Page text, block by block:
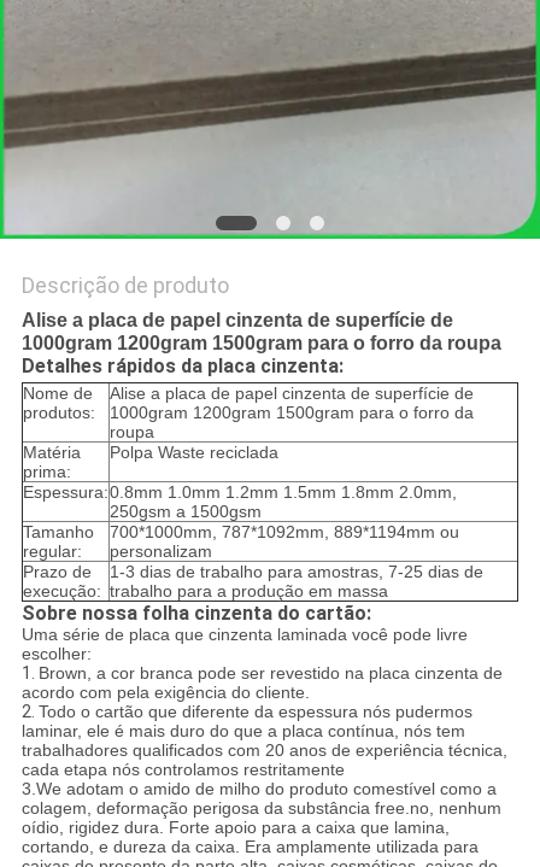
Descrição de produto
Alise a placa de papel cinzenta de superfície de
1000gram 1200gram 1500gram para o forro da roupa
Detalhes rápidos da placa cinzenta:
Nome de
produtos:
Alise a placa de papel cinzenta de superfície de
1000gram 1200gram 1500gram para o forro da
roupa
Matéria
prima:
Polpa Waste reciclada
Espessura:0.8mm 1.0mm 1.2mm 1.5mm 1.8mm 2.0mm,
250gsm a 1500gsm
Tamanho
regular:
700*1000mm, 787*1092mm, 889*1194mm ou
personalizam
Prazo de
execução:
1-3 dias de trabalho para amostras, 7-25 dias de
trabalho para a produção em massa
Sobre nossa folha cinzenta do cartão:
Uma série de placa que cinzenta laminada você pode livre
escolher:
1. Brown, a cor branca pode ser revestido na placa cinzenta de
acordo com pela exigência do cliente.
2. Todo o cartão que diferente da espessura nós pudermos
laminar, ele é mais duro do que a placa contínua, nós tem
trabalhadores qualificados com 20 anos de experiência técnica,
cada etapa nós controlamos restritamente
3.We adotam o amido de milho do produto comestível como a
colagem, deformação perigosa da substância free.no, nenhum
oídio, rigidez dura. Forte apoio para a caixa que lamina,
cortando, e dureza da caixa. Era amplamente utilizada para